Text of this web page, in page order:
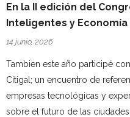
En la II edición del
Inteligentes y Economía
14 junio, 2026
Tambien este año participé
Citigal; un encuentro de
empresas tecnológicas y
sobre el futuro de las